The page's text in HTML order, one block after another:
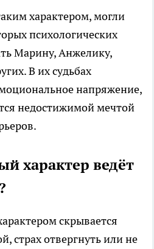
характером, могли
психологических
Марину, Анжелику,
В их судьбах
напряжение,
недостижимой мечтой
характер ведёт
скрывается
страх отвергнуть или не